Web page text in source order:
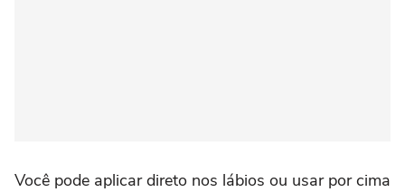
Você pode aplicar direto nos lábios ou usar por cima